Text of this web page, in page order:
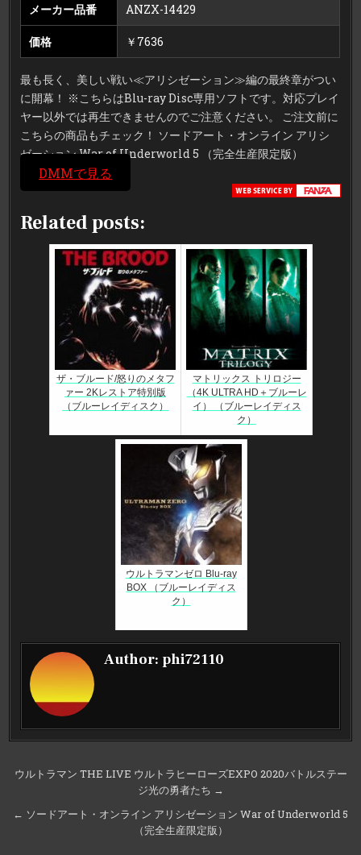
メーカー品番 ANZX-14429
価格 ￥7636
最も長く、美しい戦い≪アリシゼーション≫編の最終章がつい
に開幕！ ※こちらはBlu-ray Disc専用ソフトです。対応プレイ
ヤー以外では再生できませんのでご注意ください。 ご注文前に
こちらの商品もチェック！ ソードアート・オンライン アリシ
ゼーション War of Underworld 5 （完全生産限定版）
DMMで見る
Related posts:
ザ・ブルード/怒りのメタフ
ァー 2Kレストア特別版
（ブルーレイディスク）
マトリックス トリロジー
（4K ULTRA HD＋ブルーレ
イ） （ブルーレイディス
ク）
ウルトラマンゼロ Blu-ray
BOX （ブルーレイディス
ク）
Author: phi72110
投
ナ
ウルトラマン THE LIVE ウルトラヒーローズEXPO 2020バトルステー
ジ光の勇者たち →
← ソードアート・オンライン アリシゼーション War of Underworld 5
（完全生産限定版）